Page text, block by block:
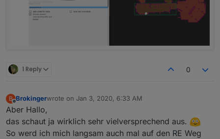
1 Reply 0
B
Offline
Brokingerwrote on Jan 3, 2020, 6:33 AM
last edited by
Aber Hallo,
das schaut ja wirklich sehr vielversprechend aus.
So werd ich mich langsam auch mal auf den RE Weg